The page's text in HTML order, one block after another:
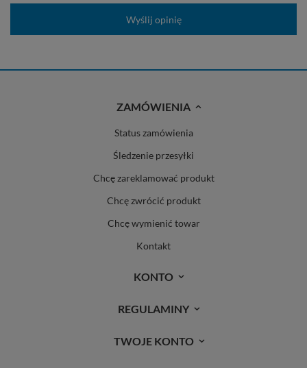
Wyślij opinię
ZAMÓWIENIA
Status zamówienia
Śledzenie przesyłki
Chcę zareklamować produkt
Chcę zwrócić produkt
Chcę wymienić towar
Kontakt
KONTO
REGULAMINY
TWOJE KONTO